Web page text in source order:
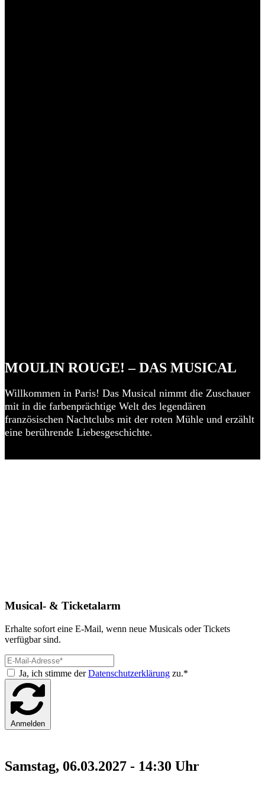
MOULIN ROUGE! – DAS MUSICAL
Willkommen in Paris! Das Musical nimmt die Zuschauer
mit in die farbenprächtige Welt des legendären
französischen Nachtclubs mit der roten Mühle und erzählt
eine berührende Liebesgeschichte.
Musical- & Ticketalarm
Erhalte sofort eine E-Mail, wenn neue Musicals oder Tickets
verfügbar sind.
Ja, ich stimme derDatenschutzerklärung zu.*
Anmelden
Samstag, 06.03.2027 - 14:30 Uhr